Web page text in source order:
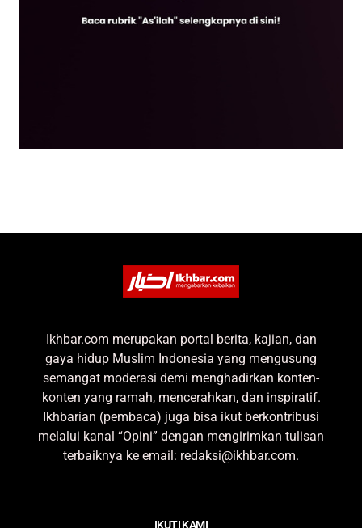
Ikhbar.com merupakan portal berita, kajian, dan
gaya hidup Muslim Indonesia yang mengusung
semangat moderasi demi menghadirkan konten-
konten yang ramah, mencerahkan, dan inspiratif.
Ikhbarian (pembaca) juga bisa ikut berkontribusi
melalui kanal “Opini” dengan mengirimkan tulisan
terbaiknya ke email: redaksi@ikhbar.com.
IKUTI KAMI